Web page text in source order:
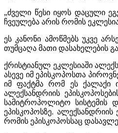
„ძველი წესი იყოს დაცული
ჩვეულება არის რომის
ეს კანონი ამოწმებს უკვე
თუმცაღა მათი დასახელების
ქრისტიანულ ეკლესიაში
ასევე იმ ეპისკოპოსთა
იმ ფაქტმა რომ ეს ქალაქი
ალექსანდრიის
სამიტროპოლიტო სისტემის
ეპისკოპოსზე.
რომის ეპისკოპოსსაც